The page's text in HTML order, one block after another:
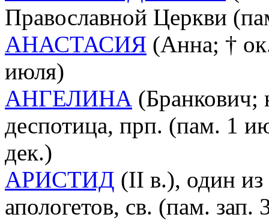
Православной Церкви
АНАСТАСИЯ (Анна; †
июля)
АНГЕЛИНА (Бранкович;
деспотица, прп. (пам. 1
дек.)
АРИСТИД (II в.), один из
апологетов, св. (пам. зап.